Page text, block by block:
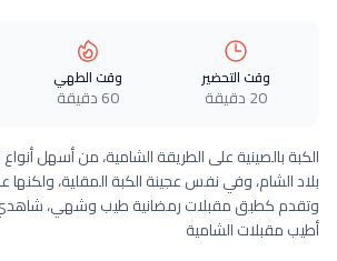
وقت التحضير
20 دقيقة
وقت الطهي
60 دقيقة
الكبة بالصينية على الطريقة الشامية، من أسهل
بلاد الشام، وفي نفس عجينة الكبة المقلية، ولكنها
وتقدم كطبق مقبلات رمضانية طيب وشهي،
أطيب مقبلات الشامية